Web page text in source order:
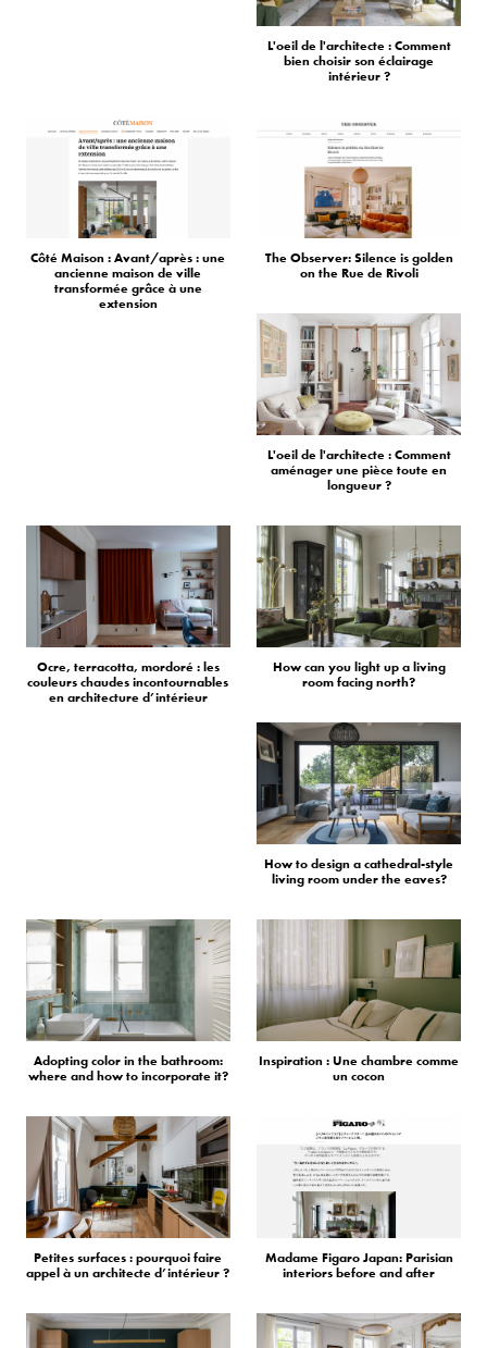
L'oeil de l'architecte : Comment
bien choisir son éclairage
intérieur ?
Côté Maison : Avant/après : une
ancienne maison de ville
transformée grâce à une
extension
The Observer: Silence is golden
on the Rue de Rivoli
L'oeil de l'architecte : Comment
aménager une pièce toute en
longueur ?
Ocre, terracotta, mordoré : les
couleurs chaudes incontournables
en architecture d’intérieur
How can you light up a living
room facing north?
How to design a cathedral-style
living room under the eaves?
Adopting color in the bathroom:
where and how to incorporate it?
Inspiration : Une chambre comme
un cocon
Petites surfaces : pourquoi faire
appel à un architecte d’intérieur ?
Madame Figaro Japan: Parisian
interiors before and after